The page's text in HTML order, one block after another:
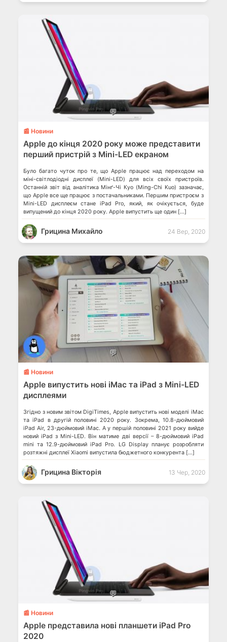
💬
📰 Новини
Apple до кінця 2020 року може представити
перший пристрій з Mini-LED екраном
Було багато чуток про те, що Apple працює над переходом на
міні-світлодіодні дисплеї (Mini-LED) для всіх своїх пристроїв.
Останній звіт від аналітика Мінґ-Чі Куо (Ming-Chi Kuo) зазначає,
що Apple все ще працює з постачальниками. Першим пристроєм з
Mini-LED дисплеєм стане iPad Pro, який, як очікується, буде
випущений до кінця 2020 року. Apple випустить ще один […]
Грицина Михайло 24 Вер, 2020
💬
📰 Новини
Apple випустить нові iMac та iPad з Mini-LED
дисплеями
Згідно з новим звітом DigiTimes, Apple випустить нові моделі iMac
та iPad в другій половині 2020 року. Зокрема, 10.8-дюймовий
iPad Air, 23-дюймовий iMac. А у першій половині 2021 року вийде
новий iPad з Mini-LED. Він матиме дві версії – 8-дюймовий iPad
mini та 12.9-дюймовий iPad Pro. LG Display планує розробляти
розтяжні дисплеї Xiaomi випустила бюджетного конкурента […]
Грицина Вікторія 13 Чер, 2020
💬
📰 Новини
Apple представила нові планшети iPad Pro
2020